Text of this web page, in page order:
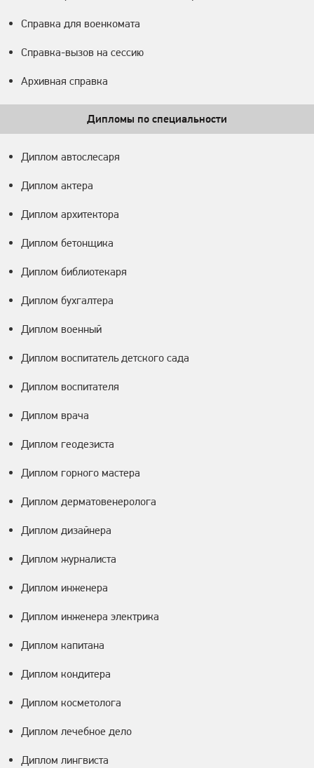
Справка для военкомата
Справка-вызов на сессию
Архивная справка
Дипломы по специальности
Диплом автослесаря
Диплом актера
Диплом архитектора
Диплом бетонщика
Диплом библиотекаря
Диплом бухгалтера
Диплом военный
Диплом воспитатель детского сада
Диплом воспитателя
Диплом врача
Диплом геодезиста
Диплом горного мастера
Диплом дерматовенеролога
Диплом дизайнера
Диплом журналиста
Диплом инженера
Диплом инженера электрика
Диплом капитана
Диплом кондитера
Диплом косметолога
Диплом лечебное дело
Диплом лингвиста